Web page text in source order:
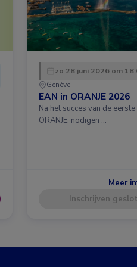
zo 28 juni 2026 om
Genève
EAN in ORANJE 2026
Na het succes van de eerste
ORANJE, nodigen …
Meer
Inschrijven